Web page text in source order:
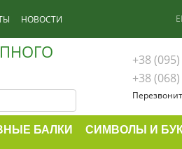
НОВОСТИ
+38
+38
БАЛКИ СИМВОЛЫ И